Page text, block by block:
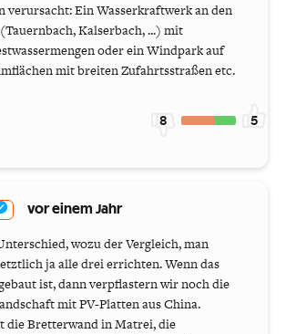
verursacht: Ein Wasserkraftwerk an den
Kalserbach, ...) mit
oder ein Windpark auf
mit breiten Zufahrtsstraßen etc.
8 5
vor einem Jahr
wozu der Vergleich, man
ja alle drei errichten. Wenn das
ist, dann verpflastern wir noch die
mit PV-Platten aus China.
die Bretterwand in Matrei, die